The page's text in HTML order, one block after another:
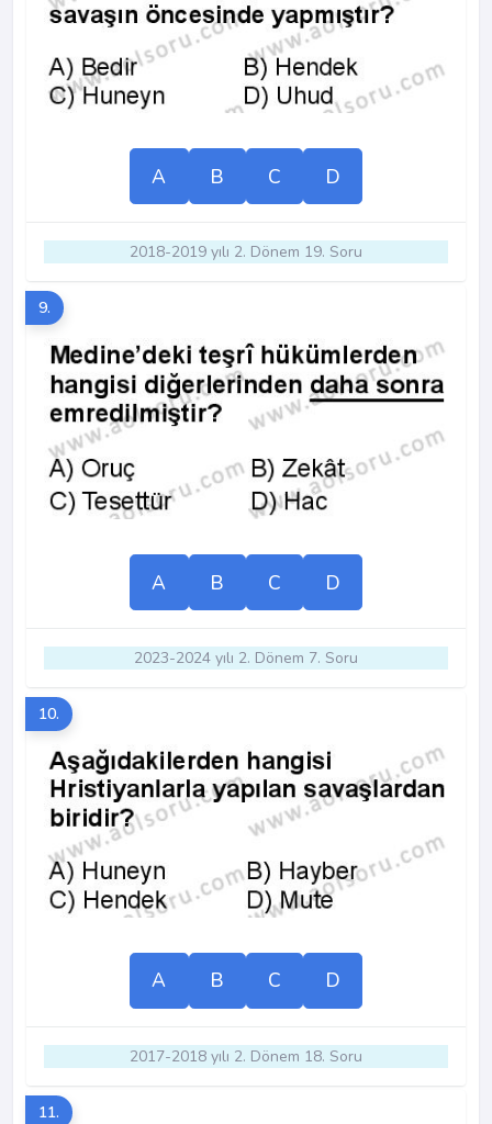
A B C D
2018-2019 yılı 2. Dönem 19. Soru
9.
A B C D
2023-2024 yılı 2. Dönem 7. Soru
10.
A B C D
2017-2018 yılı 2. Dönem 18. Soru
11.